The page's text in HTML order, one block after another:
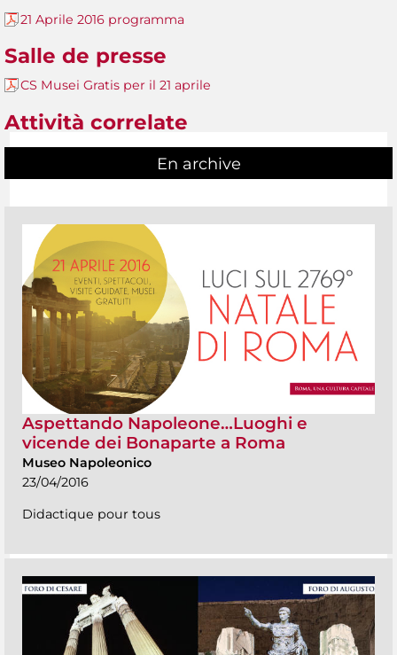
21 Aprile 2016 programma
Salle de presse
CS Musei Gratis per il 21 aprile
Attività correlate
En archive
Aspettando Napoleone…Luoghi e
vicende dei Bonaparte a Roma
Museo Napoleonico
23/04/2016
Didactique pour tous